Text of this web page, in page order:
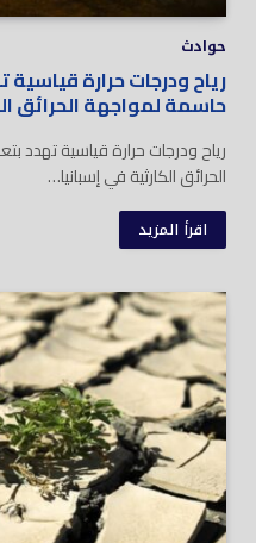
حوادث
رياح ودرجات حرارة
حاسمة لمواجهة الحرائق
رياح ودرجات حرارة قياسية تهدد
الحرائق الكارثية في إسبانيا…
اقرأ المزيد